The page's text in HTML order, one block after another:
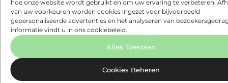
hoe onze website wordt gebruikt en om uw ervaring te verbeteren.
van uw voorkeuren worden cookies ingezet voor bijvoorbeeld
gepersonaliseerde advertenties en het analyseren van
informatie vindt u in ons cookiebeleid.
Alles Toestaan
Cookies Beheren
Sprookjesdromen